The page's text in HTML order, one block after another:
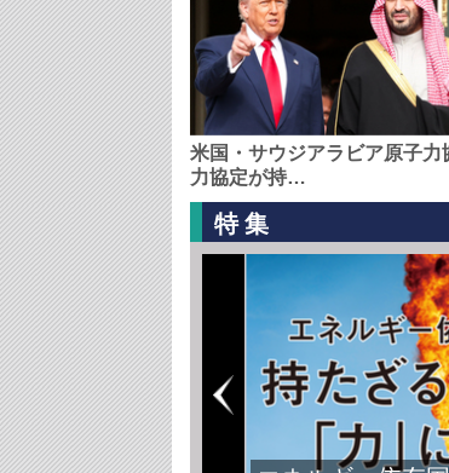
米国・サウジアラビア原子力
力協定が持…
特集